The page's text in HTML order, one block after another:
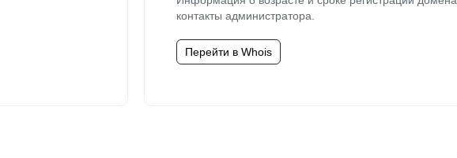
контакты администратора.
Перейти в Whois